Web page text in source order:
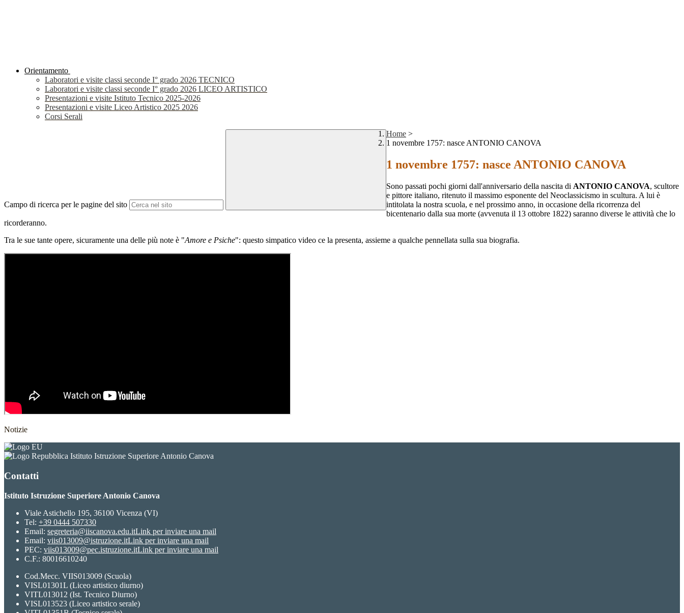
Orientamento
Laboratori e visite classi seconde I° grado 2026 TECNICO
Laboratori e visite classi seconde I° grado 2026 LICEO ARTISTICO
Presentazioni e visite Istituto Tecnico 2025-2026
Presentazioni e visite Liceo Artistico 2025 2026
Corsi Serali
Campo di ricerca per le pagine del sito
Home >
1 novembre 1757: nasce ANTONIO CANOVA
1 novembre 1757: nasce ANTONIO CANOVA
Sono passati pochi giorni dall'anniversario della nascita di ANTONIO CANOVA, scultore
e pittore italiano, ritenuto il massimo esponente del Neoclassicismo in scultura. A lui è
intitolata la nostra scuola, e nel prossimo anno, in occasione della ricorrenza del
bicentenario dalla sua morte (avvenuta il 13 ottobre 1822) saranno diverse le attività che lo
ricorderanno.
Tra le sue tante opere, sicuramente una delle più note è "Amore e Psiche": questo simpatico video ce la presenta, assieme a qualche pennellata sulla sua biografia.
Notizie
Istituto Istruzione Superiore Antonio Canova
Contatti
Istituto Istruzione Superiore Antonio Canova
Viale Astichello 195, 36100 Vicenza (VI)
Tel: +39 0444 507330
Email: segreteria@iiscanova.edu.itLink per inviare una mail
Email: viis013009@istruzione.itLink per inviare una mail
PEC: viis013009@pec.istruzione.itLink per inviare una mail
C.F.: 80016610240
Cod.Mecc. VIIS013009 (Scuola)
VISL01301L (Liceo artistico diurno)
VITL013012 (Ist. Tecnico Diurno)
VISL013523 (Liceo artistico serale)